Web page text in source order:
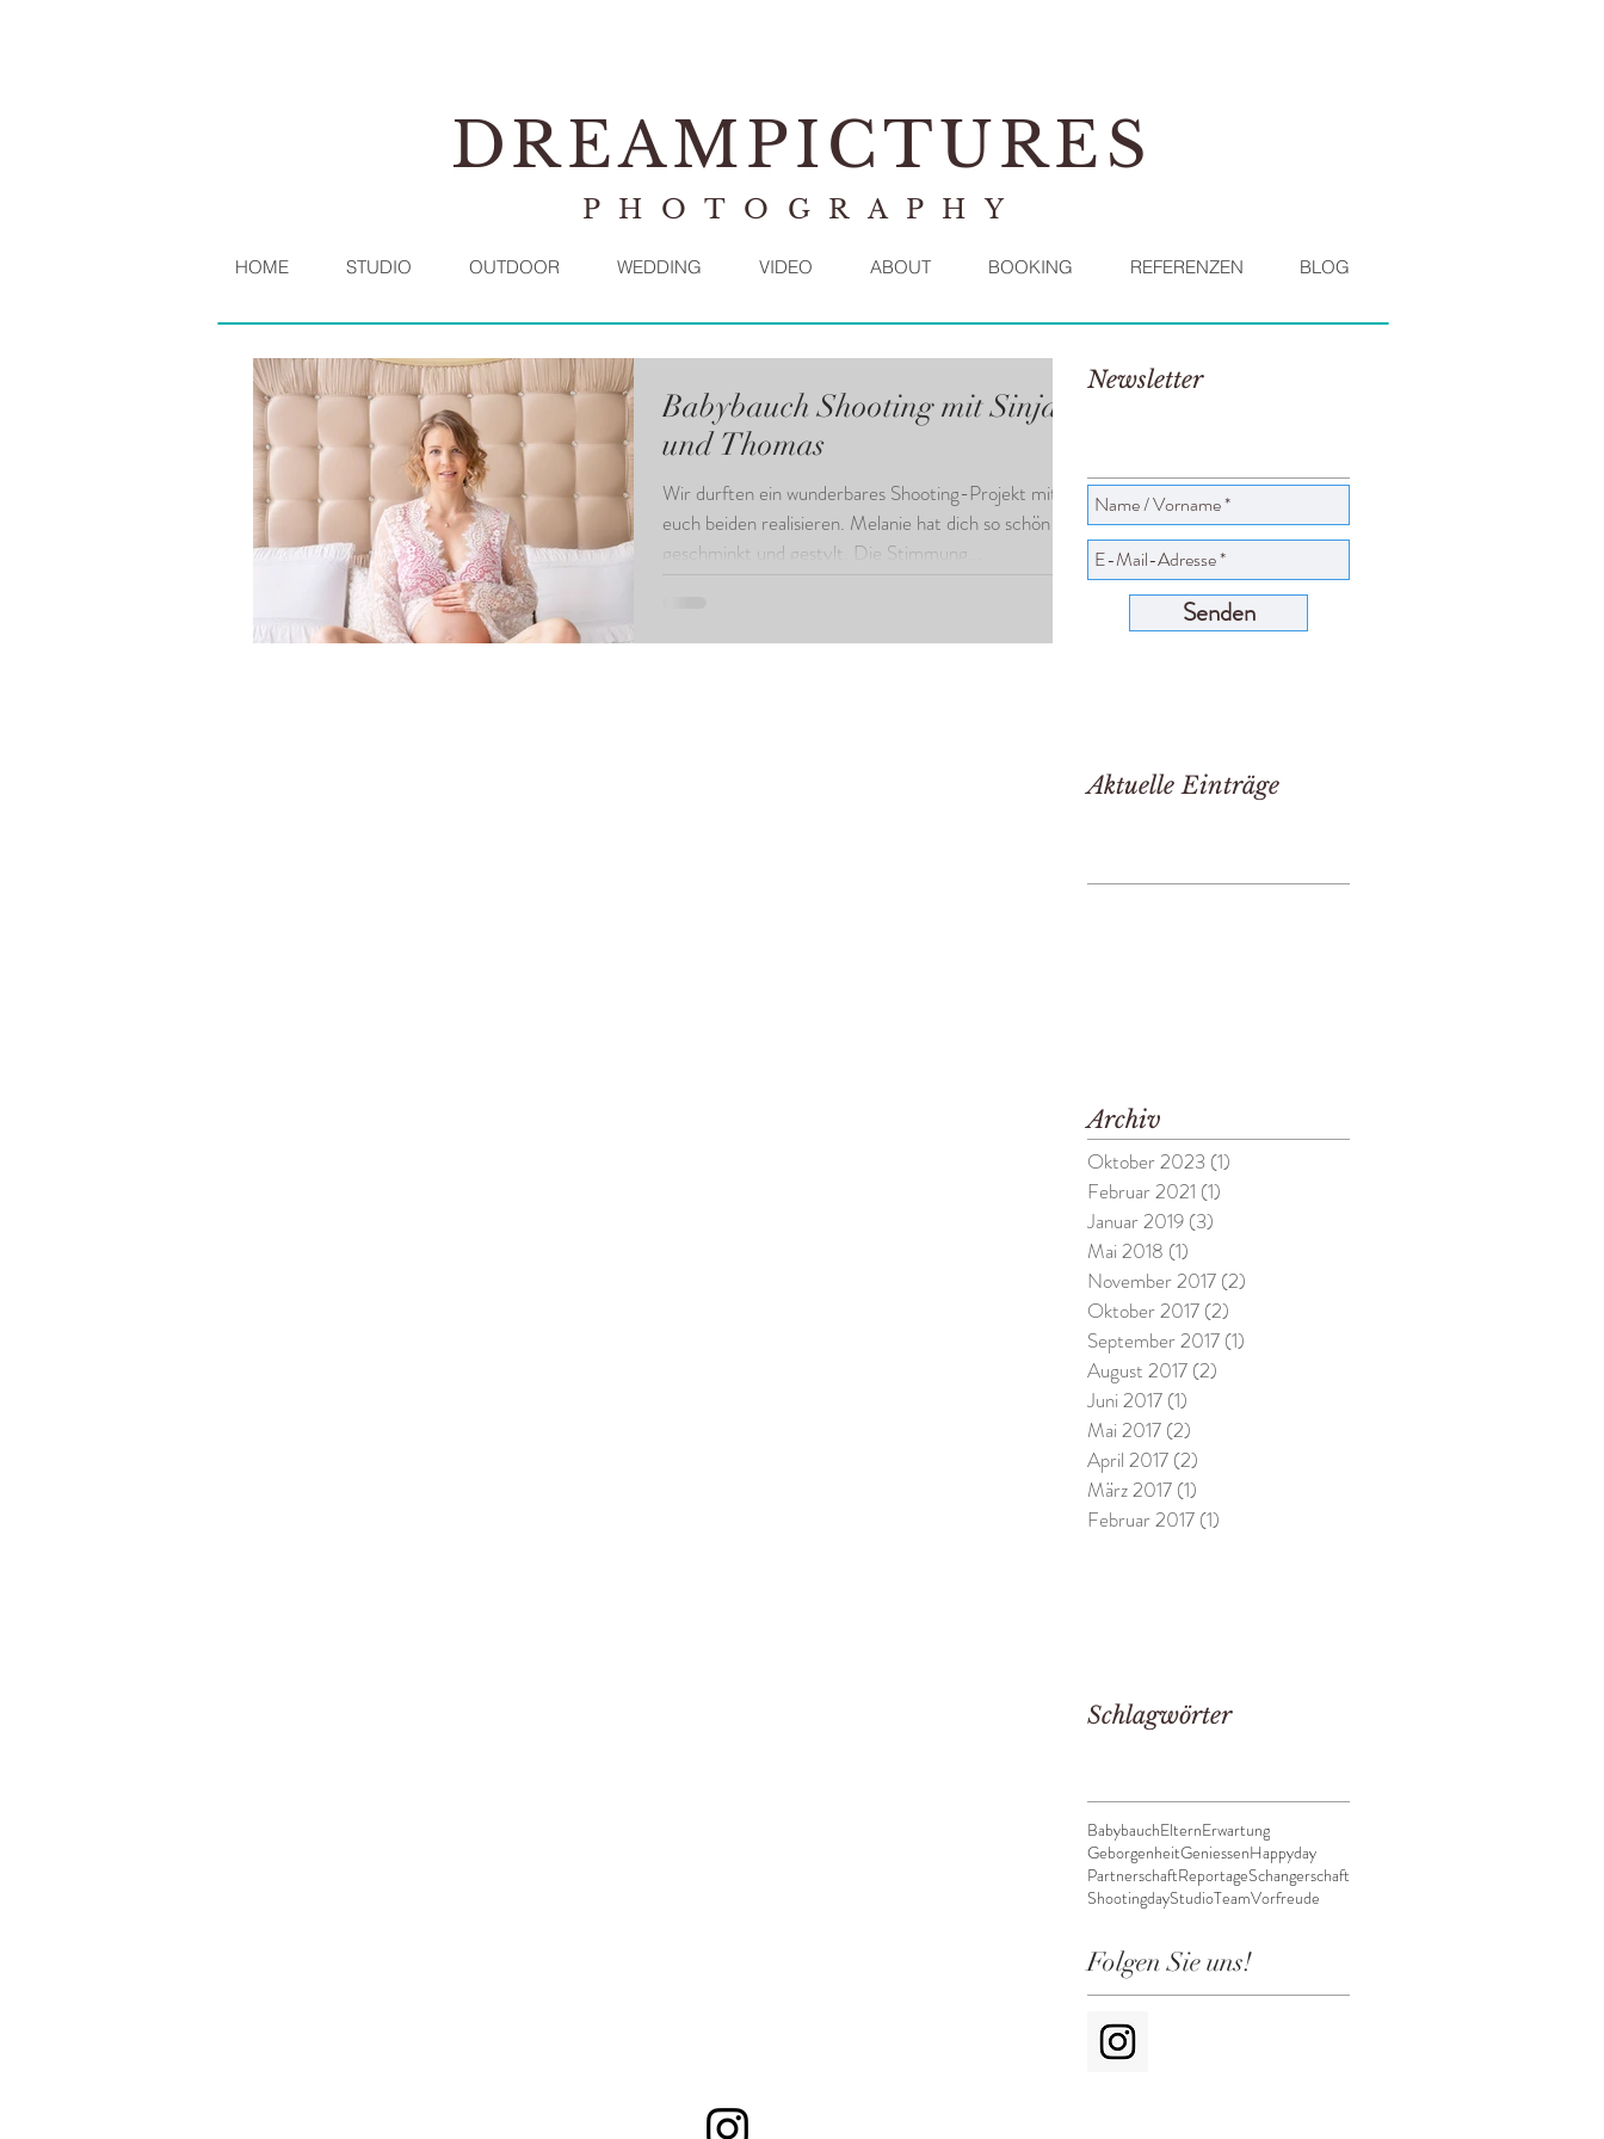
DREAMPICTURES
PHOTOGRAPHY
HOME STUDIO OUTDOOR WEDDING VIDEO ABOUT BOOKING REFERENZEN BLOG
Babybauch Shooting mit Sinja
und Thomas
Wir durften ein wunderbares Shooting-Projekt mit
euch beiden realisieren. Melanie hat dich so schön
geschminkt und gestylt. Die Stimmung...
Newsletter
Senden
Aktuelle Einträge
Archiv
Oktober 2023 (1)
Februar 2021 (1)
Januar 2019 (3)
Mai 2018 (1)
November 2017 (2)
Oktober 2017 (2)
September 2017 (1)
August 2017 (2)
Juni 2017 (1)
Mai 2017 (2)
April 2017 (2)
März 2017 (1)
Februar 2017 (1)
Schlagwörter
BabybauchElternErwartung
GeborgenheitGeniessenHappyday
PartnerschaftReportageSchangerschaft
ShootingdayStudioTeamVorfreude
Folgen Sie uns!